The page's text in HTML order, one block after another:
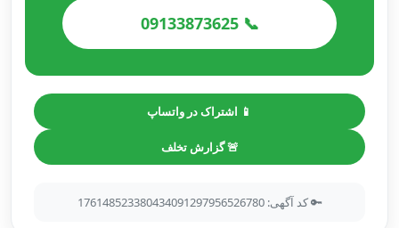
📞 09133873625
📱 اشتراک در واتساپ
🚨 گزارش تخلف
🔑 کد آگهی: 176148523380434091297956526780